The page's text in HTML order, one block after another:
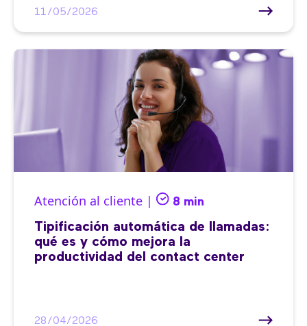
11/05/2026
Atención al cliente | 8 min
Tipificación automática de llamadas:
qué es y cómo mejora la
productividad del contact center
28/04/2026